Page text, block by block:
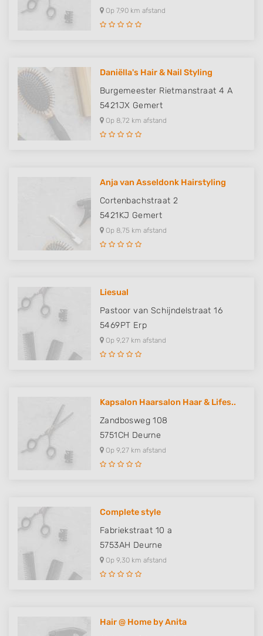
Op 7,90 km afstand
Daniëlla's Hair & Nail Styling
Burgemeester Rietmanstraat 4 A
5421JX Gemert
Op 8,72 km afstand
Anja van Asseldonk Hairstyling
Cortenbachstraat 2
5421KJ Gemert
Op 8,75 km afstand
Liesual
Pastoor van Schijndelstraat 16
5469PT Erp
Op 9,27 km afstand
Kapsalon Haarsalon Haar & Lifes..
Zandbosweg 108
5751CH Deurne
Op 9,27 km afstand
Complete style
Fabriekstraat 10 a
5753AH Deurne
Op 9,30 km afstand
Hair @ Home by Anita